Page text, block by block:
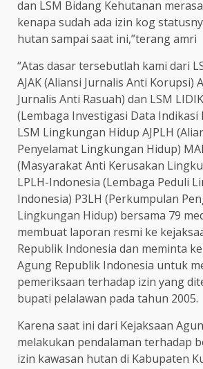
dan LSM Bidang Kehutanan
kenapa sudah ada izin kog
hutan sampai saat ini,”terang amri
“Atas dasar tersebutlah kami dari
AJAK (Aliansi Jurnalis Anti Korupsi)
Jurnalis Anti Rasuah) dan LSM
(Lembaga Investigasi Data Indikasi
LSM Lingkungan Hidup AJPLH
Penyelamat Lingkungan Hidup)
(Masyarakat Anti Kerusakan
LPLH-Indonesia (Lembaga Peduli
Indonesia) P3LH (Perkumpulan
Lingkungan Hidup) bersama 79
membuat laporan resmi ke
Republik Indonesia dan meminta
Agung Republik Indonesia untuk
pemeriksaan terhadap izin yang
bupati pelalawan pada tahun 2005.
Karena saat ini dari Kejaksaan
melakukan pendalaman terhadap
izin kawasan hutan di Kabupaten